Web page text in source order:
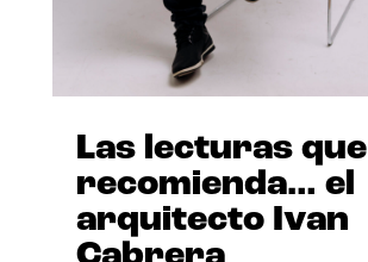
Las lecturas que
recomienda… el
arquitecto Ivan